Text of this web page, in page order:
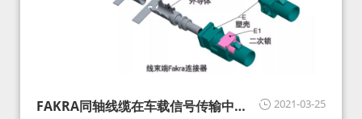
2021-03-25
FAKRA同轴线缆在车载信号传输中的